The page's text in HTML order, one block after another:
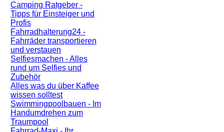
Camping Ratgeber -
Tipps für Einsteiger und
Profis
Fahrradhalterung24 -
Fahrräder transportieren
und verstauen
Selfiesmachen - Alles
rund um Selfies und
Zubehör
Alles was du über Kaffee
wissen solltest
Swimmingpoolbauen - Im
Handumdrehen zum
Traumpool